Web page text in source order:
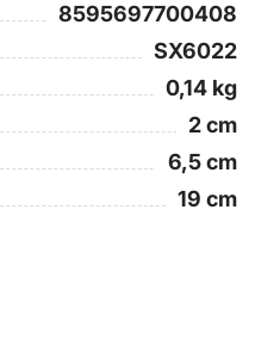
8595697700408
SX6022
0,14 kg
2 cm
6,5 cm
19 cm